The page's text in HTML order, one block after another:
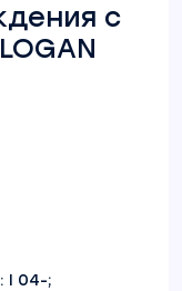
c
I 04-;